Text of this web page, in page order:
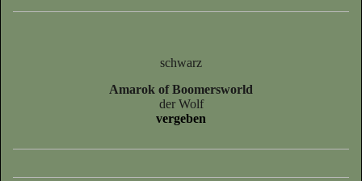
schwarz
Amarok of Boomersworld
der Wolf
vergeben